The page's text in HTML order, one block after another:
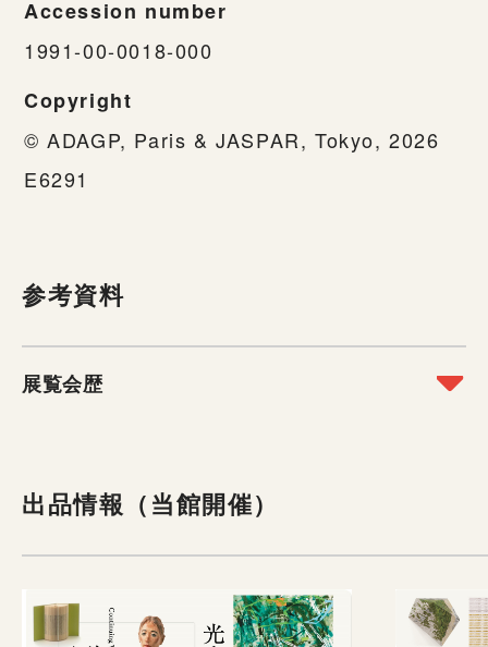
Accession number
1991-00-0018-000
Copyright
© ADAGP, Paris & JASPAR, Tokyo, 2026
E6291
参考資料
展覧会歴
1996
コレクションによるテーマ展
術一この50年の歩み
出品情報（当館開催）